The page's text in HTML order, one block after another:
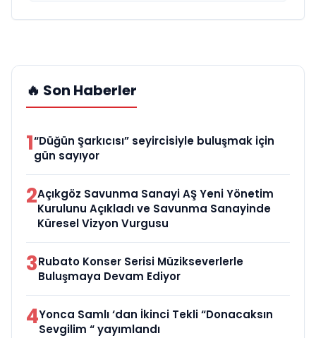
🔥 Son Haberler
1“Düğün Şarkıcısı” seyircisiyle buluşmak için
gün sayıyor
2Açıkgöz Savunma Sanayi AŞ Yeni Yönetim
Kurulunu Açıkladı ve Savunma Sanayinde
Küresel Vizyon Vurgusu
3Rubato Konser Serisi Müzikseverlerle
Buluşmaya Devam Ediyor
4Yonca Samlı ‘dan İkinci Tekli “Donacaksın
Sevgilim “ yayımlandı